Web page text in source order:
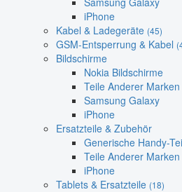
iPhone
Kabel & Ladegeräte (45)
GSM-Entsperrung & Kabel
Bildschirme
Nokia Bildschirme
Teile Anderer Marken
Samsung Galaxy
iPhone
Ersatzteile & Zubehör
Generische Handy-
Teile Anderer Marken
iPhone
Tablets & Ersatzteile (18)